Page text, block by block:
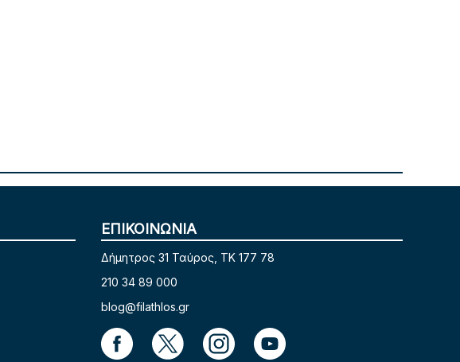
ΕΠΙΚΟΙΝΩΝΙΑ
Δήμητρος 31 Ταύρος, TK 177 78
210 34 89 000
blog@filathlos.gr